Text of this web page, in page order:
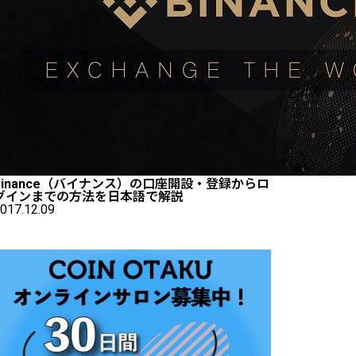
（バイナンス）の口座開設・登録からロ
インまでの方法を日本語で解説